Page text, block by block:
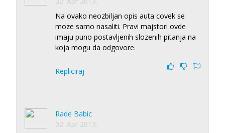
Na ovako neozbiljan opis auta covek se
moze samo nasaliti. Pravi majstori ovde
imaju puno postavljenih slozenih pitanja na
koja mogu da odgovore.
Repliciraj
Rade Babic
02. Apr 2013.